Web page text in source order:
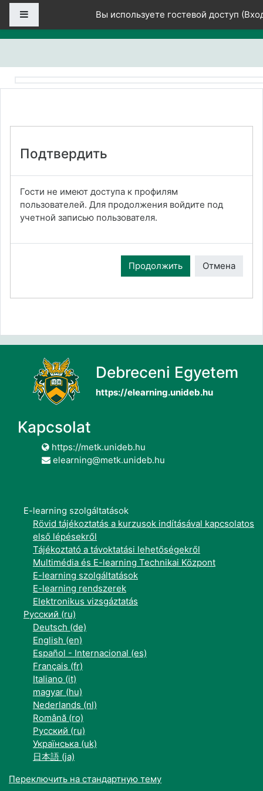
Перейти к основному содержанию
Вы используете гостевой доступ (
Подтвердить
Гости не имеют доступа к профилям
пользователей. Для продолжения войдите под
учетной записью пользователя.
Продолжить Отмена
Debreceni Egyetem
https://elearning.unideb.hu
Kapcsolat
https://metk.unideb.hu
elearning@metk.unideb.hu
E-learning szolgáltatások
Rövid tájékoztatás a kurzusok indításával kapcsolatos
első lépésekről
Tájékoztató a távoktatási lehetőségekről
Multimédia és E-learning Technikai Központ
E-learning szolgáltatások
E-learning rendszerek
Elektronikus vizsgáztatás
Русский ‎(ru)‎
Deutsch ‎(de)‎
English ‎(en)‎
Español - Internacional ‎(es)‎
Français ‎(fr)‎
Italiano ‎(it)‎
magyar ‎(hu)‎
Nederlands ‎(nl)‎
Română ‎(ro)‎
Русский ‎(ru)‎
Українська ‎(uk)‎
日本語 ‎(ja)‎
Переключить на стандартную тему